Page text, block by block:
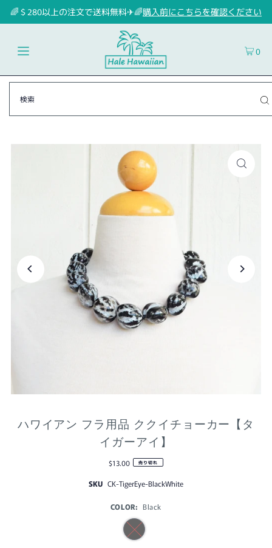
🌈＄280以上の注文で送料無料✈🌈購入前にこちらを確認ください
0
ハワイアン フラ用品 ククイチョーカー【タ
イガーアイ】
$13.00 売り切れ
SKU CK-TigerEye-BlackWhite
COLOR: Black